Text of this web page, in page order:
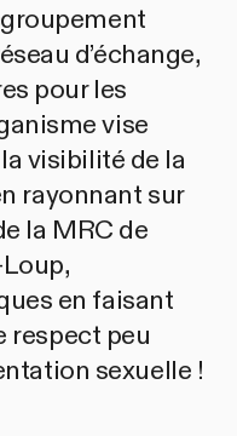
d’échange,
pour les
vise
visibilité de la
rayonnant sur
la MRC de
en faisant
respect peu
sexuelle !